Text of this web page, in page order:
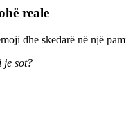
reale
dhe skedarë në një
je sot?